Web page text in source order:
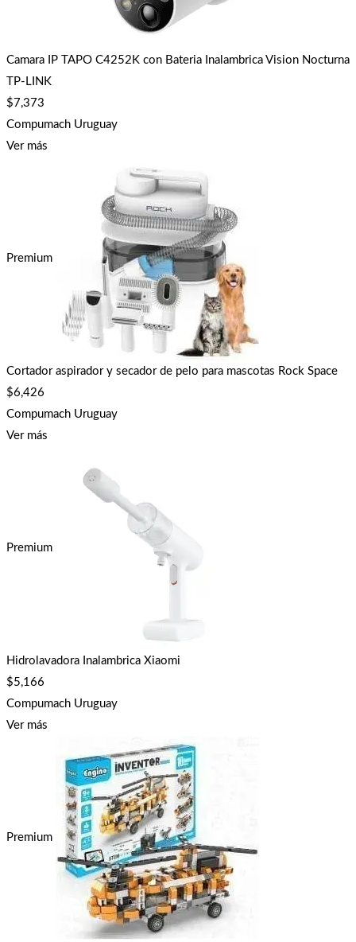
Camara IP TAPO C4252K con Bateria Inalambrica Vision Nocturna
TP-LINK
$ 7,373
Compumach Uruguay
Ver más
Premium
Cortador aspirador y secador de pelo para mascotas Rock Space
$6,426
Compumach Uruguay
Ver más
Premium
Hidrolavadora Inalambrica Xiaomi
$5,166
Compumach Uruguay
Ver más
Premium